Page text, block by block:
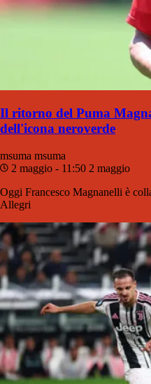
Il ritorno del Puma
dell'icona neroverde
msuma msuma
2 maggio - 11:50 2 maggio
Oggi Francesco Magnanelli è
Allegri